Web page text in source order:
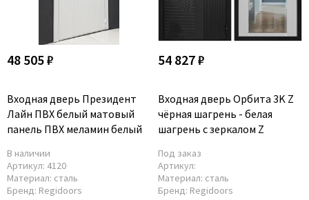
48 505 ₽
Входная дверь Президент
Лайн ПВХ белый матовый
панель ПВХ меламин белый
В наличии
Артикул: 4120
Материал: сталь
Бренд: Regidoors
54 827 ₽
Входная дверь Орбита 3K Z
чёрная шагрень - белая
шагрень с зеркалом Z
Под заказ
Артикул:
Материал: сталь
Бренд: Regidoors